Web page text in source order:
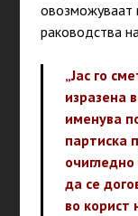
овозможуваат
раководства
„Јас го
изразена
именува
партиска
да се
во корист